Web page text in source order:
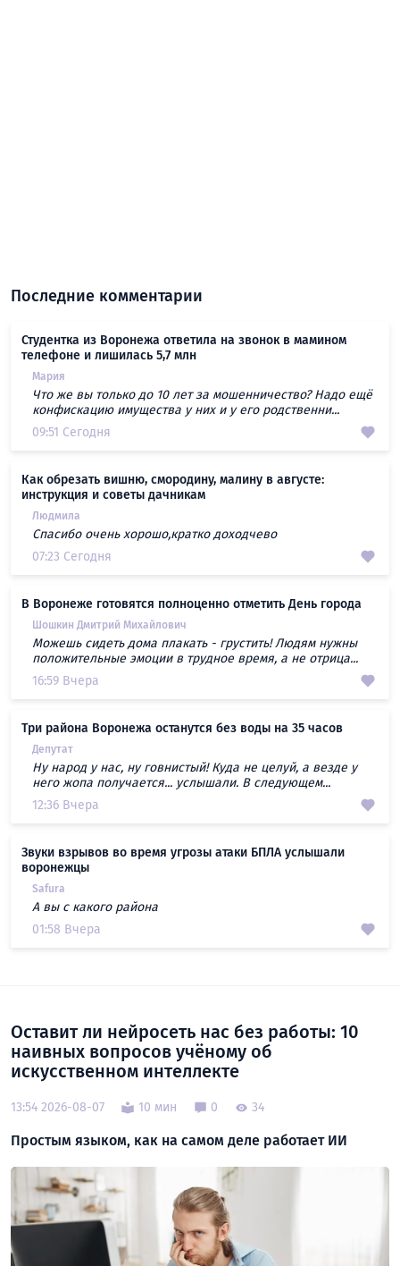
Последние комментарии
Студентка из Воронежа ответила на звонок в мамином
телефоне и лишилась 5,7 млн
Мария
Что же вы только до 10 лет за мошенничество? Надо ещё
конфискацию имущества у них и у его родственни...
09:51 Сегодня
Как обрезать вишню, смородину, малину в августе:
инструкция и советы дачникам
Людмила
Спасибо очень хорошо,кратко доходчево
07:23 Сегодня
В Воронеже готовятся полноценно отметить День города
Шошкин Дмитрий Михайлович
Можешь сидеть дома плакать - грустить! Людям нужны
положительные эмоции в трудное время, а не отрица...
16:59 Вчера
Три района Воронежа останутся без воды на 35 часов
Депутат
Ну народ у нас, ну говнистый! Куда не целуй, а везде у
него жопа получается... услышали. В следующем...
12:36 Вчера
Звуки взрывов во время угрозы атаки БПЛА услышали
воронежцы
Safura
А вы с какого района
01:58 Вчера
Оставит ли нейросеть нас без работы: 10
наивных вопросов учёному об
искусственном интеллекте
13:54 2026-08-07 10 мин 0 34
Простым языком, как на самом деле работает ИИ